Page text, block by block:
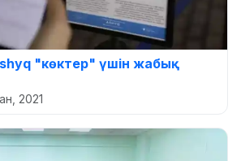
"көктер" үшін жабық
2021